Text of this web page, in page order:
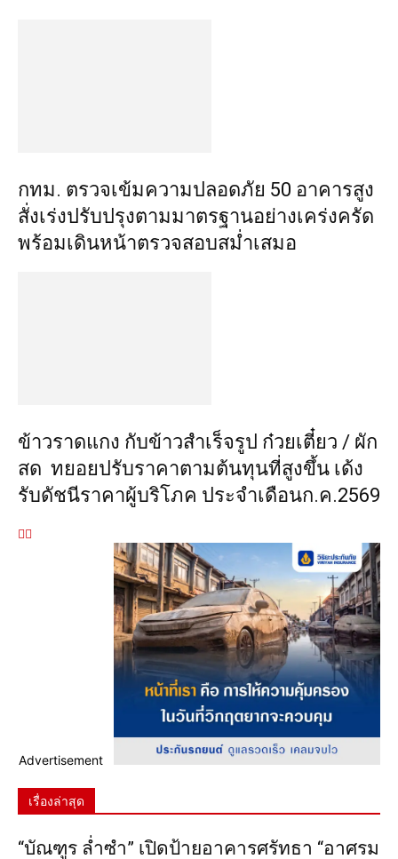
กทม. ตรวจเข้มความปลอดภัย 50 อาคารสูง
สั่งเร่งปรับปรุงตามมาตรฐานอย่างเคร่งครัด
พร้อมเดินหน้าตรวจสอบสม่ำเสมอ
ข้าวราดแกง กับข้าวสำเร็จรูป ก๋วยเตี๋ยว / ผัก
สด ทยอยปรับราคาตามต้นทุนที่สูงขึ้น เด้ง
รับดัชนีราคาผู้บริโภค ประจำเดือนก.ค.2569
Advertisement
เรื่องล่าสุด
“บัณฑูร ล่ำซำ” เปิดป้ายอาคารศรัทธา “อาศรม